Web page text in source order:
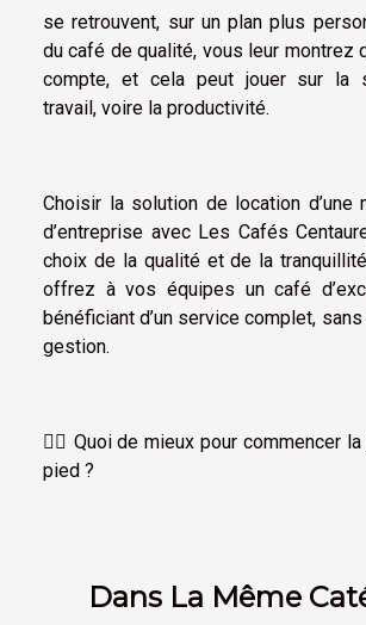
se retrouvent, sur un plan plus
du café de qualité, vous leur montrez
compte, et cela peut jouer sur la
travail, voire la productivité.
Choisir la solution de location d’une
d’entreprise avec Les Cafés
choix de la qualité et de la
offrez à vos équipes un café
bénéficiant d’un service complet,
gestion.
☝🏼 Quoi de mieux pour commencer
pied ?
Dans La Même